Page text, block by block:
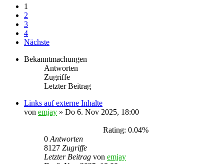
1
2
3
4
Nächste
Bekanntmachungen
Antworten
Zugriffe
Letzter Beitrag
Links auf externe Inhalte
von emjay » Do 6. Nov 2025, 18:00
Rating: 0.04%
0 Antworten
8127 Zugriffe
Letzter Beitrag von emjay